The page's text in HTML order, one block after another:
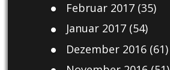
Februar 2017(35)
Januar 2017(54)
Dezember 2016(61)